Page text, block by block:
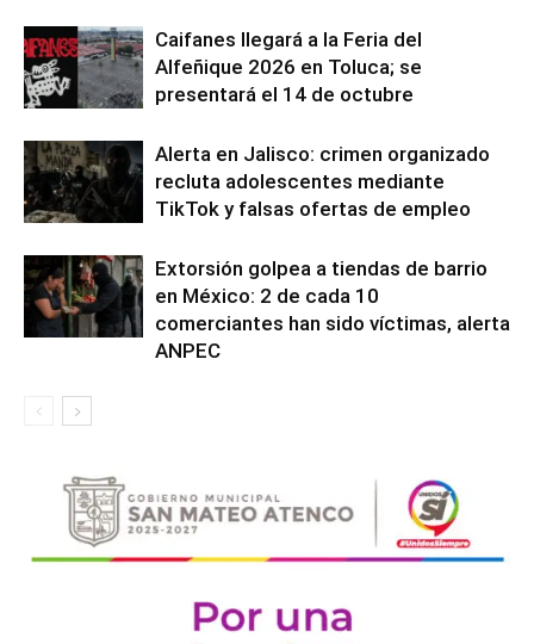
Caifanes llegará a la Feria del
Alfeñique 2026 en Toluca; se
presentará el 14 de octubre
Alerta en Jalisco: crimen organizado
recluta adolescentes mediante
TikTok y falsas ofertas de empleo
Extorsión golpea a tiendas de barrio
en México: 2 de cada 10
comerciantes han sido víctimas, alerta
ANPEC